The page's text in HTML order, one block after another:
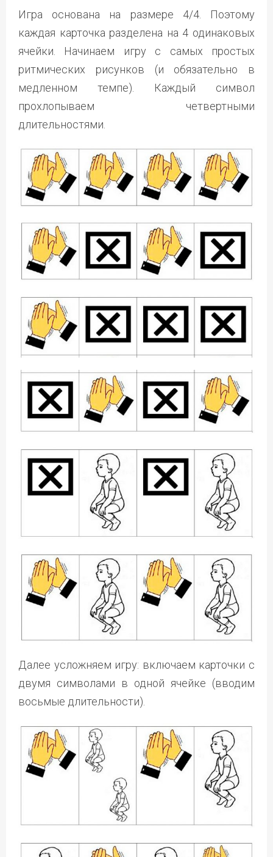
Игра основана на размере 4/4. Поэтому
каждая карточка разделена на 4 одинаковых
ячейки. Начинаем игру с самых простых
ритмических рисунков (и обязательно в
медленном темпе). Каждый символ
прохлопываем четвертными
длительностями.
Далее усложняем игру: включаем карточки с
двумя символами в одной ячейке (вводим
восьмые длительности).